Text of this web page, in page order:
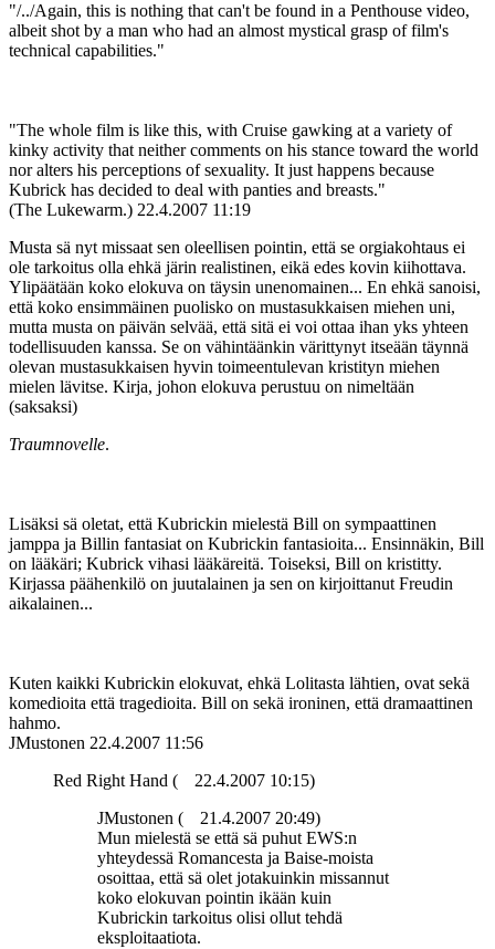
"/../Again, this is nothing that can't be found in a Penthouse video,
albeit shot by a man who had an almost mystical grasp of film's
technical capabilities."
"The whole film is like this, with Cruise gawking at a variety of
kinky activity that neither comments on his stance toward the world
nor alters his perceptions of sexuality. It just happens because
Kubrick has decided to deal with panties and breasts."
(The Lukewarm.) 22.4.2007 11:19
Musta sä nyt missaat sen oleellisen pointin, että se orgiakohtaus ei
ole tarkoitus olla ehkä järin realistinen, eikä edes kovin kiihottava.
Ylipäätään koko elokuva on täysin unenomainen... En ehkä sanoisi,
että koko ensimmäinen puolisko on mustasukkaisen miehen uni,
mutta musta on päivän selvää, että sitä ei voi ottaa ihan yks yhteen
todellisuuden kanssa. Se on vähintäänkin värittynyt itseään täynnä
olevan mustasukkaisen hyvin toimeentulevan kristityn miehen
mielen lävitse. Kirja, johon elokuva perustuu on nimeltään
(saksaksi)
Traumnovelle.
Lisäksi sä oletat, että Kubrickin mielestä Bill on sympaattinen
jamppa ja Billin fantasiat on Kubrickin fantasioita... Ensinnäkin, Bill
on lääkäri; Kubrick vihasi lääkäreitä. Toiseksi, Bill on kristitty.
Kirjassa päähenkilö on juutalainen ja sen on kirjoittanut Freudin
aikalainen...
Kuten kaikki Kubrickin elokuvat, ehkä Lolitasta lähtien, ovat sekä
komedioita että tragedioita. Bill on sekä ironinen, että dramaattinen
hahmo.
JMustonen 22.4.2007 11:56
Red Right Hand (
22.4.2007 10:15)
JMustonen (
21.4.2007 20:49)
Mun mielestä se että sä puhut EWS:n
yhteydessä Romancesta ja Baise-moista
osoittaa, että sä olet jotakuinkin missannut
koko elokuvan pointin ikään kuin
Kubrickin tarkoitus olisi ollut tehdä
eksploitaatiota.